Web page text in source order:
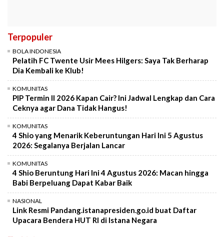
Terpopuler
BOLA INDONESIA
Pelatih FC Twente Usir Mees Hilgers: Saya Tak Berharap
Dia Kembali ke Klub!
KOMUNITAS
PIP Termin II 2026 Kapan Cair? Ini Jadwal Lengkap dan Cara
Ceknya agar Dana Tidak Hangus!
KOMUNITAS
4 Shio yang Menarik Keberuntungan Hari Ini 5 Agustus
2026: Segalanya Berjalan Lancar
KOMUNITAS
4 Shio Beruntung Hari Ini 4 Agustus 2026: Macan hingga
Babi Berpeluang Dapat Kabar Baik
NASIONAL
Link Resmi Pandang.istanapresiden.go.id buat Daftar
Upacara Bendera HUT RI di Istana Negara